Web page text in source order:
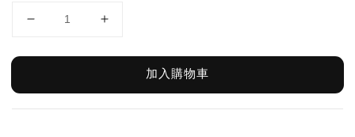
加入購物車